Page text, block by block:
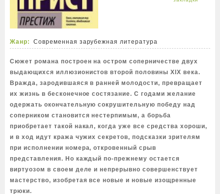
Жанр: Современная зарубежная литература
Сюжет романа построен на остром соперничестве двух
выдающихся иллюзионистов второй половины ХIХ века.
Вражда, зародившаяся в ранней молодости, превращает
их жизнь в бесконечное состязание. С годами желание
одержать окончательную сокрушительную победу над
соперником становится нестерпимым, а борьба
приобретает такой накал, когда уже все средства хороши,
и в ход идут кража чужих секретов, подсказки зрителям
при исполнении номера, откровенный срыв
представления. Но каждый по-прежнему остается
виртуозом в своем деле и непрерывно совершенствует
мастерство, изобретая все новые и новые изощренные
трюки.